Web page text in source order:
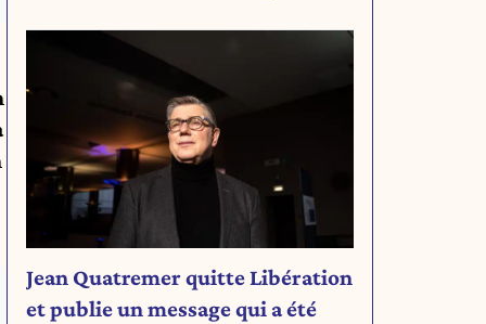
Jean Quatremer quitte Libération
et publie un message qui a été